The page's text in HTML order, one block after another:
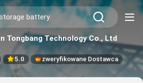
Tongbang Technology Co., Ltd
5.0 zweryfikowane Dostawca